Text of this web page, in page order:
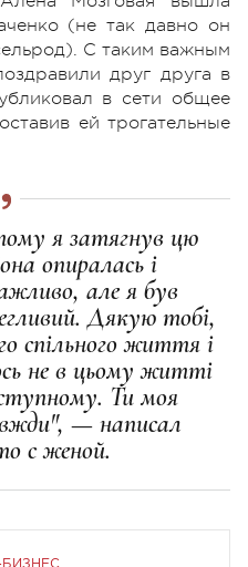
(не так давно он
С таким важным
друг друга в
в сети общее
ей трогательные
я затягнув цю
опиралась і
але я був
Дякую тобі,
спільного життя і
не в цьому житті
Ти моя
— написал
с женой.